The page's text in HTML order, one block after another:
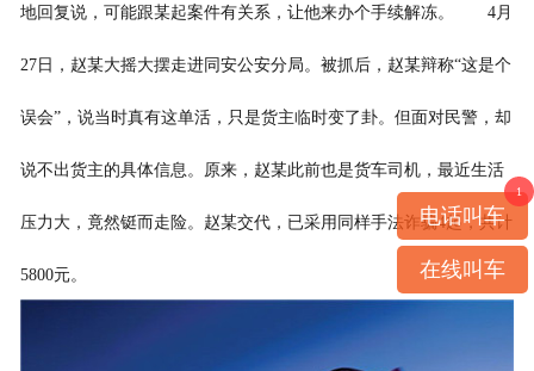
地回复说，可能跟某起案件有关系，让他来办个手续解冻。 4月
27日，赵某大摇大摆走进同安公安分局。被抓后，赵某辩称“这是个
误会”，说当时真有这单活，只是货主临时变了卦。但面对民警，却
说不出货主的具体信息。原来，赵某此前也是货车司机，最近生活
压力大，竟然铤而走险。赵某交代，已采用同样手法诈骗4起，共计
5800元。
电话叫车
1
在线叫车